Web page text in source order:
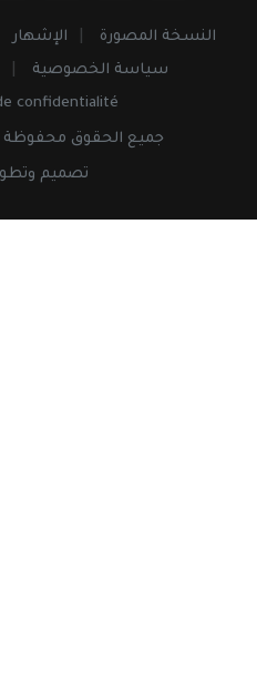
النسخة المصورة الإشهار
سياسة الخصوصية
confidentialité
جميع الحقوق محفوظة © 2026 النهار
تصميم